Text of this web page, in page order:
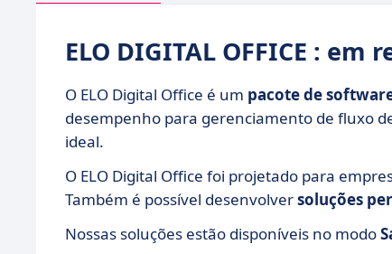
ELO DIGITAL OFFICE : em
O ELO Digital Office é um pacote de
desempenho para gerenciamento de fluxo
ideal.
O ELO Digital Office foi projetado para
Também é possível desenvolversoluções
Nossas soluções estão disponíveis no modo